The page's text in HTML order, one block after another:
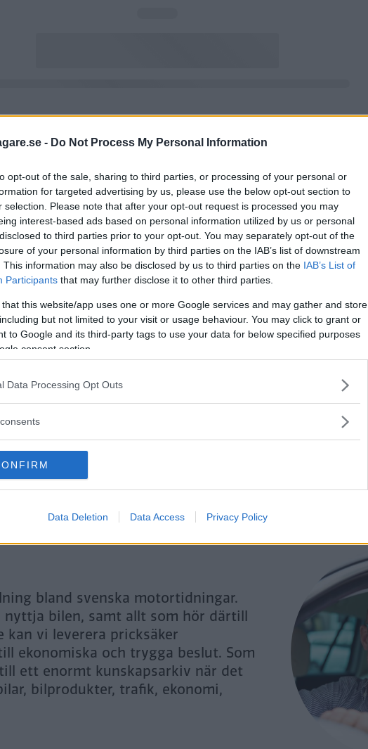
- Do Not Process My Personal Information
opt-out of the sale, sharing to third parties, or processing of your personal or
for targeted advertising by us, please use the below opt-out section to
selection. Please note that after your opt-out request is processed you may
interest-based ads based on personal information utilized by us or personal
to third parties prior to your opt-out. You may separately opt-out of the
of your personal information by third parties on the IAB’s list of downstream
This information may also be disclosed by us to third parties on the IAB’s List of
Participants that may further disclose it to other third parties.
that this website/app uses one or more Google services and may gather and store
but not limited to your visit or usage behaviour. You may click to grant or
to Google and its third-party tags to use your data for below specified purposes
consent section.
Data Processing Opt Outs
Data Deletion Data Access Privacy Policy
Genom att klicka på "Fortsätt" godkänner jag OK-Förlagets prenumerationsvillkor
och bekräftar att jag tagit del av
OK-Förlagets integritetspolicy
Är du redan prenumerant på vår papperstidning?
Aktivera din digitala prenumeration utan kostnad här.
bland svenska motortidningar.
nyttja bilen, samt allt som hör därtill
kan vi leverera pricksäker
ekonomiska och trygga beslut. Som
ett enormt kunskapsarkiv när det
bilprodukter, trafik, ekonomi,